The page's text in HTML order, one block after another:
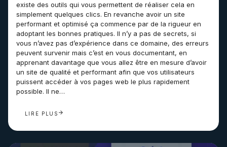
existe des outils qui vous permettent de réaliser cela en
simplement quelques clics. En revanche avoir un site
performant et optimisé ça commence par de la rigueur en
adoptant les bonnes pratiques. Il n’y a pas de secrets, si
vous n’avez pas d’expérience dans ce domaine, des erreurs
peuvent survenir mais c’est en vous documentant, en
apprenant davantage que vous allez être en mesure d’avoir
un site de qualité et performant afin que vos utilisateurs
puissent accéder à vos pages web le plus rapidement
possible. Il ne…
LIRE PLUS